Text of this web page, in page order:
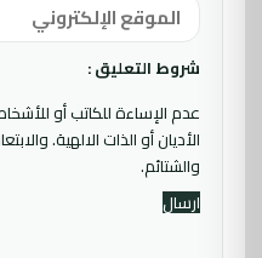
شروط التعليق :
عدم الإساءة للكاتب أو
الأديان أو الذات الالهية.
والشتائم.